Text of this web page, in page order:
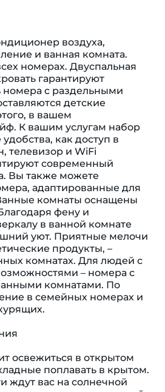
воздуха,
и ванная комната.
номерах. Двуспальная
гарантируют
номера с раздельными
детские
в вашем
К вашим услугам набор
как доступ в
телевизор и WiFi
современный
Вы также можете
адаптированные для
комнаты оснащены
фену и
в ванной комнате
уют. Приятные мелочи
продукты, –
комнатах. Для людей с
– номера с
комнатами. По
в семейных номерах и
освежиться в открытом
поплавать в крытом.
ждут вас на солнечной